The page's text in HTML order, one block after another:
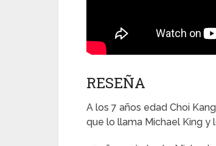
RESEÑA
A los 7 años edad Choi
que lo llama Michael King y